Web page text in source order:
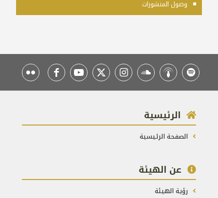
وصول المنشورات
الرئيسية
الصفحة الرئيسية
عن الهيئة
رؤية الهيئة